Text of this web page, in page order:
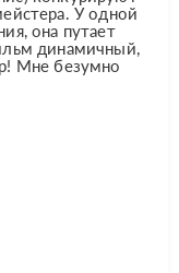
У одной
она путает
динамичный,
Мне безумно